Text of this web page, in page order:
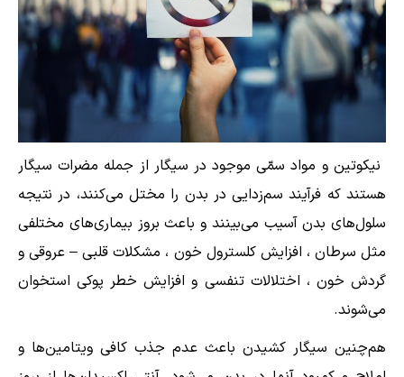
‎ نیکوتین و مواد سمّی موجود در سیگار از جمله مضرات سیگار
هستند که فرآیند سم‌زدایی در بدن را مختل می‌کنند، در نتیجه
سلول‌های بدن آسیب می‌بینند و باعث بروز بیماری‌های مختلفی
مثل سرطان ، افزایش کلسترول خون ، مشکلات قلبی – عروقی و
گردش خون ، اختلالات تنفسی و افزایش خطر پوکی استخوان
می‌شوند.
هم‌چنین سیگار کشیدن باعث عدم جذب کافی ویتامین‌ها و